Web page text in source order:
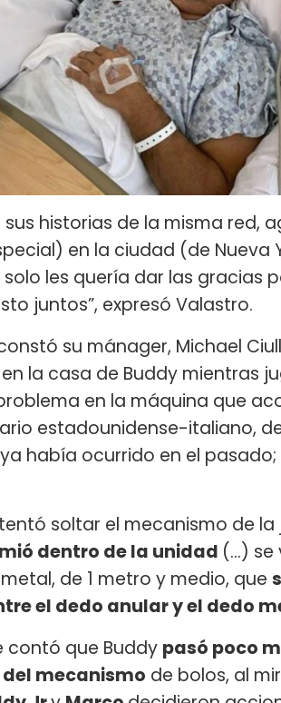
sus historias de la misma red,
en la ciudad (de
solo les quería dar las gracias
juntos”, expresó Valastro.
su mánager, Michael
la casa de Buddy mientras
en la máquina que
estadounidense-italiano,
había ocurrido en el
soltar el mecanismo de la
dentro de la unidad (…) se
de 1 metro y medio, que
el dedo anular y el dedo
contó que Buddy pasó poco
mecanismo de bolos, al